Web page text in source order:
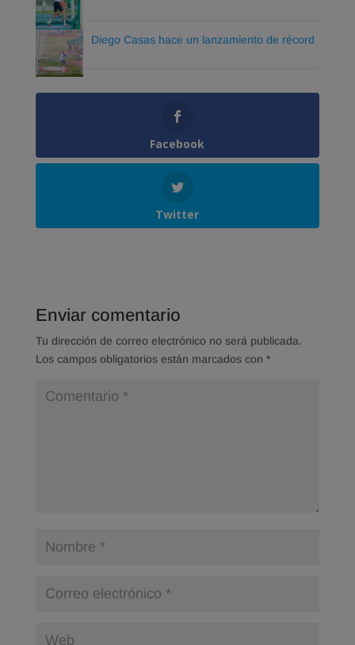
Diego Casas hace un lanzamiento de récord
Facebook
Twitter
Enviar comentario
Tu dirección de correo electrónico no será publicada.
Los campos obligatorios están marcados con *